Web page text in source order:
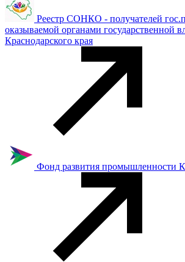
Реестр СОНКО - получателей
оказываемой органами государственной
Краснодарского края
Фонд развития промышленности